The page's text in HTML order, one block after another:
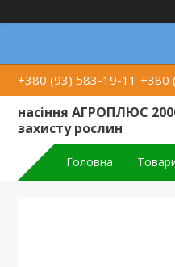
+380 (93) 583-19-11 +380
насіння АГРОПЛЮС
захисту рослин
Головна